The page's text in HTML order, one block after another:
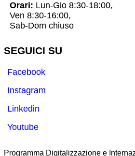
Orari: Lun-Gio 8:30-18:00,
Ven 8:30-16:00,
Sab-Dom chiuso
SEGUICI SU
Facebook
Instagram
Linkedin
Youtube
Programma Digitalizzazione e